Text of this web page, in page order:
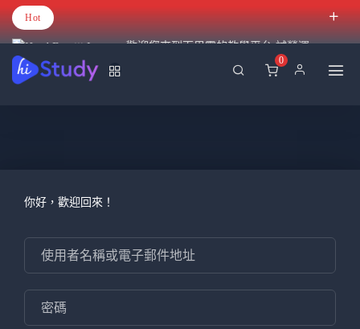
Hot
歡迎您來到百里霧的教學平台 試營運
0
你好，歡迎回來！